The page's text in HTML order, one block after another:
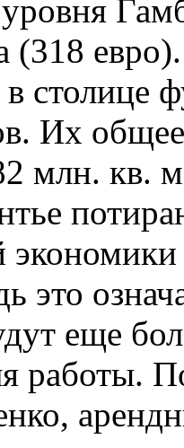
(318
в столице
Их
млн. кв.
это
еще
работы.